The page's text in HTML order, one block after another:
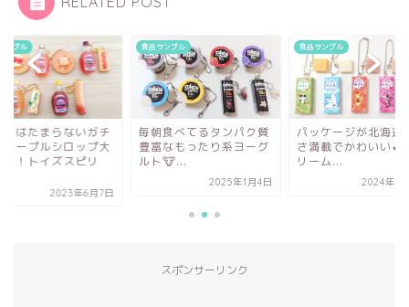
ンプル
にはたまらないガチ
メープルシロップ大
！！トイズスピリ
2023年6月7日
食品サンプル
毎朝食べてるタンパク質
豊富なもったり系ヨーグ
ルト🐮...
2025年1月4日
食品サンプル
パッケージが北海道
さ満載でかわいい
リーム...
2024年9
スポンサーリンク